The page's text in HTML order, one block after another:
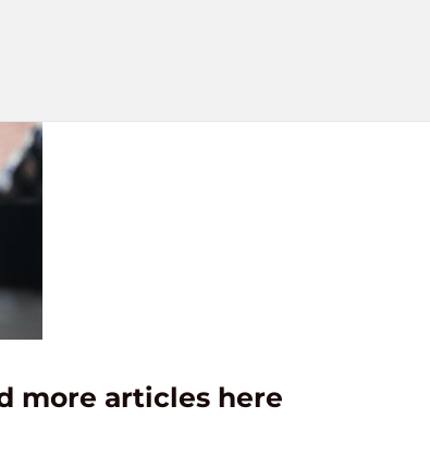
more articles here